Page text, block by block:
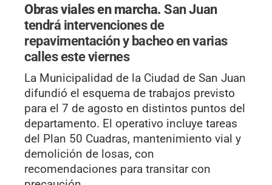
Obras viales en marcha.San Juan
tendrá intervenciones de
repavimentación y bacheo en varias
calles este viernes
La Municipalidad de la Ciudad de San Juan
difundió el esquema de trabajos previsto
para el 7 de agosto en distintos puntos del
departamento. El operativo incluye tareas
del Plan 50 Cuadras, mantenimiento vial y
demolición de losas, con
recomendaciones para transitar con